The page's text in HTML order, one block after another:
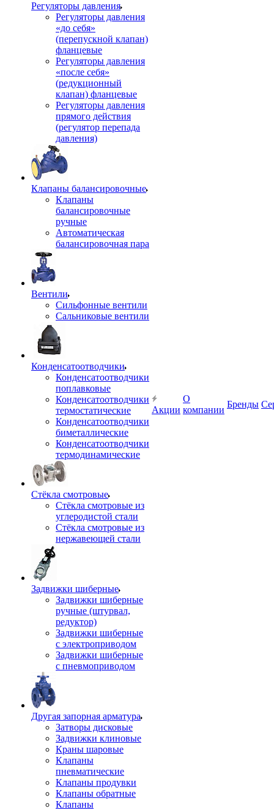
Регуляторы давления
Регуляторы давления
«до себя»
(перепускной клапан)
фланцевые
Регуляторы давления
«после себя»
(редукционный
клапан) фланцевые
Регуляторы давления
прямого действия
(регулятор перепада
давления)
Клапаны балансировочные
Клапаны
балансировочные
ручные
Автоматическая
балансировочная пара
Вентили
Сильфонные вентили
Сальниковые вентили
Конденсатоотводчики
Конденсатоотводчики
поплавковые
Конденсатоотводчики
термостатические
Конденсатоотводчики
биметаллические
Конденсатоотводчики
термодинамические
Стёкла смотровые
Стёкла смотровые из
углеродистой стали
Стёкла смотровые из
нержавеющей стали
Задвижки шиберные
Задвижки шиберные
ручные (штурвал,
редуктор)
Задвижки шиберные
с электроприводом
Задвижки шиберные
с пневмоприводом
Другая запорная арматура
Затворы дисковые
Задвижки клиновые
Краны шаровые
Клапаны
пневматические
Клапаны продувки
Клапаны обратные
Клапаны
Акции
О
компании
Бренды